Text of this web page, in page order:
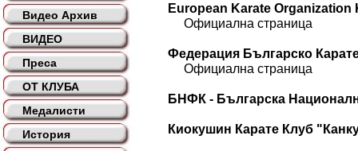
Видео Архив
ВИДЕО
Преса
ОТ КЛУБА
Медалисти
История
European Karate
Официална страница
Федерация Българско
Официална страница
БНФК - Българска
Киокушин Карате Клуб